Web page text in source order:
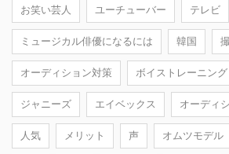
お笑い芸人 ユーチューバー テレビ
ミュージカル俳優になるには 韓国
オーディション対策 ボイストレーニング
ジャニーズ エイベックス オーディ
人気 メリット 声 オムツモデル